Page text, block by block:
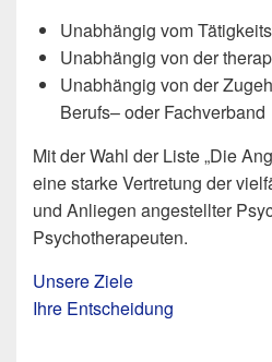
Unabhängig vom
Unabhängig von der
Unabhängig von der
Berufs– oder Fachverband
Mit der Wahl der Liste „Die
eine starke Vertretung der
und Anliegen angestellter
Psychotherapeuten.
Unsere Ziele
Ihre Entscheidung